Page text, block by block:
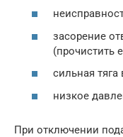
засорение
(прочистить
сильная тяга
низкое
При отключении